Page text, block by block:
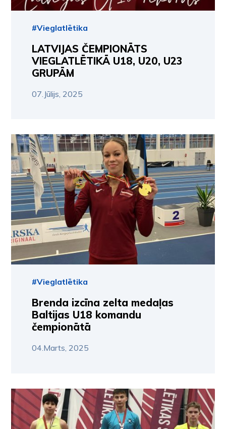
#Vieglatlētika
LATVIJAS ČEMPIONĀTS
VIEGLATLĒTIKĀ U18, U20, U23
GRUPĀM
07.Jūlijs, 2025
#Vieglatlētika
Brenda izcīna zelta medaļas
Baltijas U18 komandu
čempionātā
04.Marts, 2025